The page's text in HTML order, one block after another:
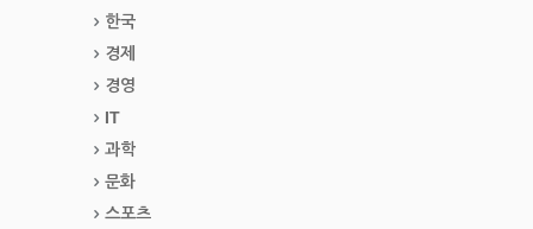
한국
경제
경영
IT
과학
문화
스포츠